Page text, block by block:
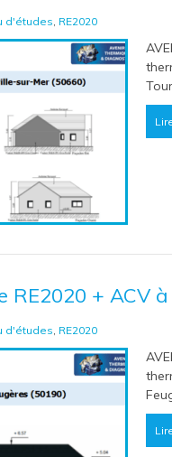
d'études RE2020
RE2020 + ACV
d'études RE2020